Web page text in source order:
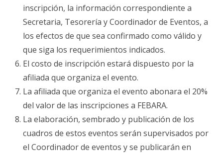
inscripción, la información correspondiente a
Secretaria, Tesorería y Coordinador de Eventos, a
los efectos de que sea confirmado como válido y
que siga los requerimientos indicados.
El costo de inscripción estará dispuesto por la
afiliada que organiza el evento.
La afiliada que organiza el evento abonara el 20%
del valor de las inscripciones a FEBARA.
La elaboración, sembrado y publicación de los
cuadros de estos eventos serán supervisados por
el Coordinador de eventos y se publicarán en